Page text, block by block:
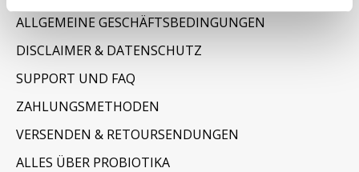
ALLGEMEINE GESCHÄFTSBEDINGUNGEN
DISCLAIMER & DATENSCHUTZ
SUPPORT UND FAQ
ZAHLUNGSMETHODEN
VERSENDEN & RETOURSENDUNGEN
ALLES ÜBER PROBIOTIKA